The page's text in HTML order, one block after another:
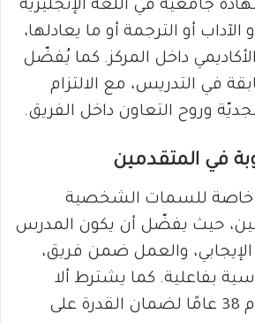
جامعية في اللغة الإنجليزية
الآداب أو الترجمة أو ما يعادلها،
داخل المركز. كما يُفضّل
في التدريس، مع الالتزام
وروح التعاون داخل الفريق.
في المتقدمين
خاصة للسمات الشخصية
حيث يفضّل أن يكون المدرس
الإيجابي، والعمل ضمن فريق،
بفاعلية. كما يشترط ألا
يتجاوز عمر المتقدم 38 عامًا لضمان القدرة على